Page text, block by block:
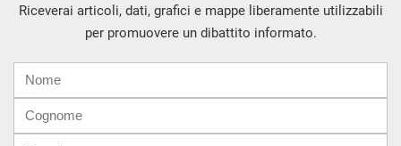
Riceverai articoli, dati, grafici e mappe liberamente utilizzabili
per promuovere un dibattito informato.
mail